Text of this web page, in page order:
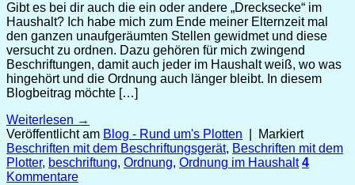
Gibt es bei dir auch die ein oder andere „Drecksecke“ im
Haushalt? Ich habe mich zum Ende meiner Elternzeit mal
den ganzen unaufgeräumten Stellen gewidmet und diese
versucht zu ordnen. Dazu gehören für mich zwingend
Beschriftungen, damit auch jeder im Haushalt weiß, wo was
hingehört und die Ordnung auch länger bleibt. In diesem
Blogbeitrag möchte […]
Weiterlesen →
Veröffentlicht am Blog - Rund um's Plotten
Markiert
Beschriften mit dem Beschriftungsgerät, Beschriften mit dem
Plotter, beschriftung, Ordnung, Ordnung im Haushalt 4
Kommentare